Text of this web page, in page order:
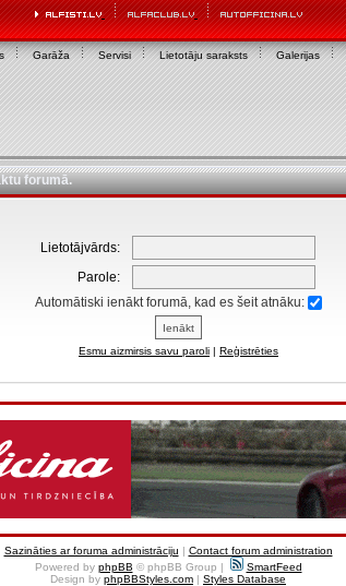
Garāža Servisi Lietotāju saraksts Galerijas
forumā.
Lietotājvārds:
Parole:
Automātiski ienākt forumā, kad es šeit atnāku:
Esmu aizmirsis savu paroli | Reģistrēties
Sazināties ar foruma administrāciju | Contact forum administration
Powered by phpBB © phpBB Group |
SmartFeed
Design by phpBBStyles.com | Styles Database